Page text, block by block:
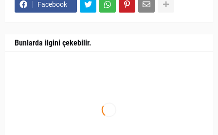
Facebook
Bunlarda ilgini çekebilir.